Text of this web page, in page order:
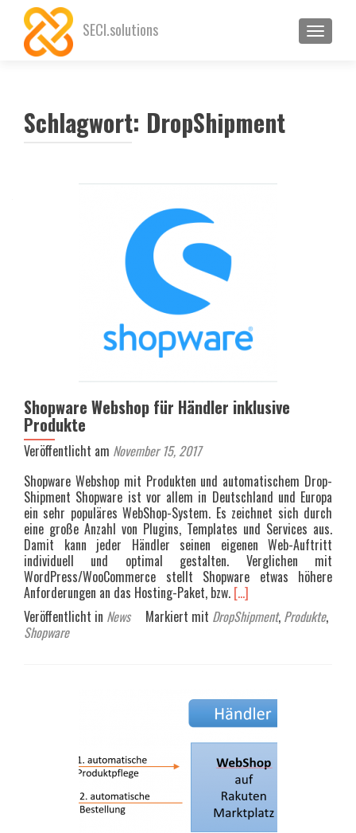
SECI.solutions
Schlagwort: DropShipment
Shopware Webshop für Händler inklusive
Produkte
Veröffentlicht am November 15, 2017
Shopware Webshop mit Produkten und automatischem Drop-
Shipment Shopware ist vor allem in Deutschland und Europa
ein sehr populäres WebShop-System. Es zeichnet sich durch
eine große Anzahl von Plugins, Templates und Services aus.
Damit kann jeder Händler seinen eigenen Web-Auftritt
individuell und optimal gestalten. Verglichen mit
WordPress/WooCommerce stellt Shopware etwas höhere
Anforderungen an das Hosting-Paket, bzw. Read
more
about
inklusive
Produkte
[…]
Veröffentlicht in News Markiert mit DropShipment, Produkte,
Shopware